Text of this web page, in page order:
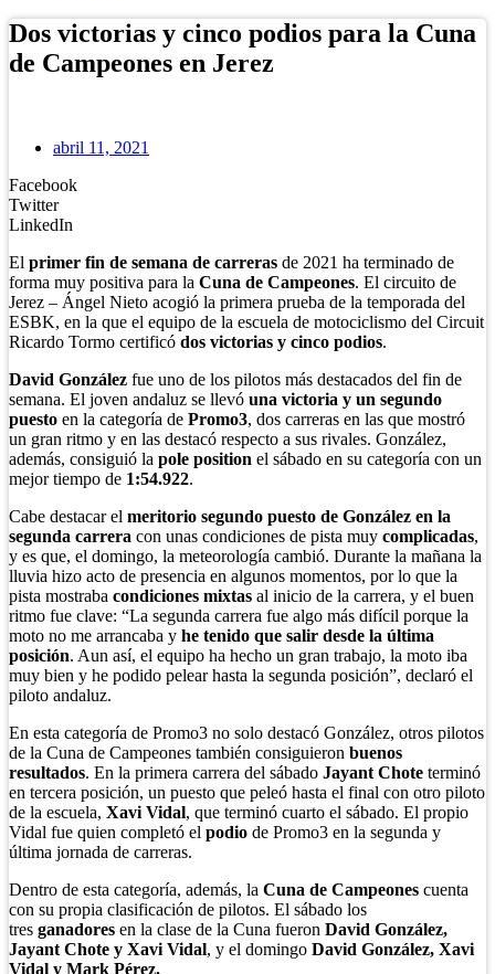
Dos victorias y cinco podios para la Cuna
de Campeones en Jerez
abril 11, 2021
Facebook
Twitter
LinkedIn
El primer fin de semana de carreras de 2021 ha terminado de
forma muy positiva para la Cuna de Campeones. El circuito de
Jerez – Ángel Nieto acogió la primera prueba de la temporada del
ESBK, en la que el equipo de la escuela de motociclismo del Circuit
Ricardo Tormo certificó dos victorias y cinco podios.
David González fue uno de los pilotos más destacados del fin de
semana. El joven andaluz se llevó una victoria y un segundo
puesto en la categoría de Promo3, dos carreras en las que mostró
un gran ritmo y en las destacó respecto a sus rivales. González,
además, consiguió la pole position el sábado en su categoría con un
mejor tiempo de 1:54.922.
Cabe destacar el meritorio segundo puesto de González en la
segunda carrera con unas condiciones de pista muy complicadas,
y es que, el domingo, la meteorología cambió. Durante la mañana la
lluvia hizo acto de presencia en algunos momentos, por lo que la
pista mostraba condiciones mixtas al inicio de la carrera, y el buen
ritmo fue clave: “La segunda carrera fue algo más difícil porque la
moto no me arrancaba y he tenido que salir desde la última
posición. Aun así, el equipo ha hecho un gran trabajo, la moto iba
muy bien y he podido pelear hasta la segunda posición”, declaró el
piloto andaluz.
En esta categoría de Promo3 no solo destacó González, otros pilotos
de la Cuna de Campeones también consiguieron buenos
resultados. En la primera carrera del sábado Jayant Chote terminó
en tercera posición, un puesto que peleó hasta el final con otro piloto
de la escuela, Xavi Vidal, que terminó cuarto el sábado. El propio
Vidal fue quien completó el podio de Promo3 en la segunda y
última jornada de carreras.
Dentro de esta categoría, además, la Cuna de Campeones cuenta
con su propia clasificación de pilotos. El sábado los
tres ganadores en la clase de la Cuna fueron David González,
Jayant Chote y Xavi Vidal, y el domingo David González, Xavi
Vidal y Mark Pérez.